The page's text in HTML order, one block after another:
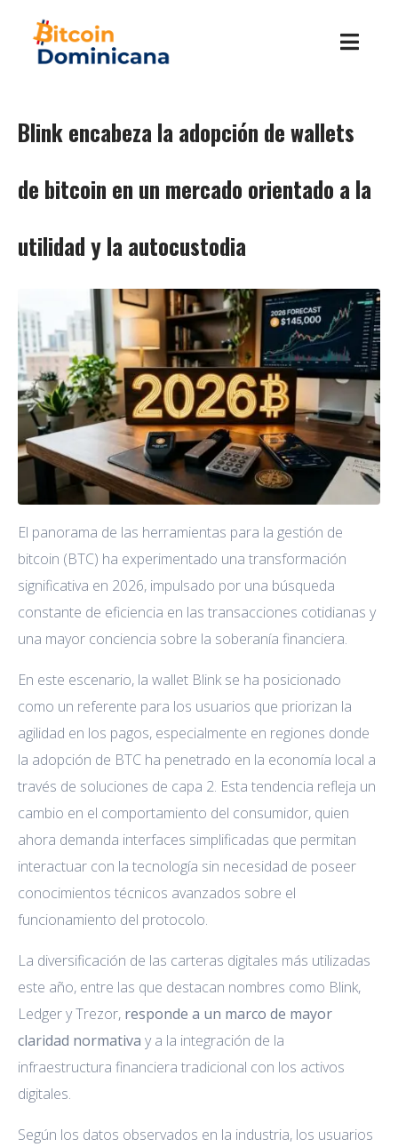
Blink encabeza la adopción de wallets
de bitcoin en un mercado orientado a la
utilidad y la autocustodia
El panorama de las herramientas para la gestión de
bitcoin (BTC) ha experimentado una transformación
significativa en 2026, impulsado por una búsqueda
constante de eficiencia en las transacciones cotidianas y
una mayor conciencia sobre la soberanía financiera.
En este escenario, la wallet Blink se ha posicionado
como un referente para los usuarios que priorizan la
agilidad en los pagos, especialmente en regiones donde
la adopción de BTC ha penetrado en la economía local a
través de soluciones de capa 2. Esta tendencia refleja un
cambio en el comportamiento del consumidor, quien
ahora demanda interfaces simplificadas que permitan
interactuar con la tecnología sin necesidad de poseer
conocimientos técnicos avanzados sobre el
funcionamiento del protocolo.
La diversificación de las carteras digitales más utilizadas
este año, entre las que destacan nombres como Blink,
Ledger y Trezor, responde a un marco de mayor
claridad normativa y a la integración de la
infraestructura financiera tradicional con los activos
digitales.
Según los datos observados en la industria, los usuarios